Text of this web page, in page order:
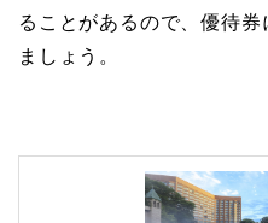
ることがあるので、優待
ましょう。